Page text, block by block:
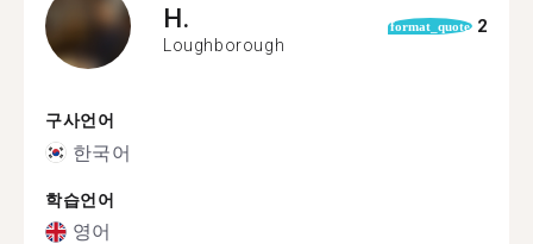
H.
Loughborough
format_quote 2
구사언어
한국어
학습언어
영어